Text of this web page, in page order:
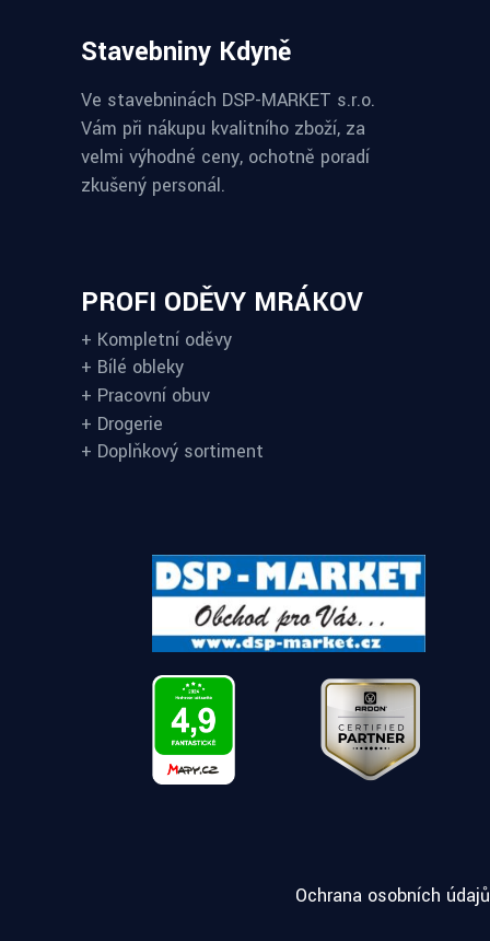
Stavebniny Kdyně
Ve stavebninách DSP-MARKET s.r.o.
Vám při nákupu kvalitního zboží, za
velmi výhodné ceny, ochotně poradí
zkušený personál.
PROFI ODĚVY MRÁKOV
+ Kompletní oděvy
+ Bílé obleky
+ Pracovní obuv
+ Drogerie
+ Doplňkový sortiment
Ochrana osobních údajů